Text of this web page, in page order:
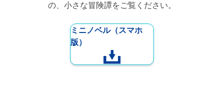
の、小さな冒険譚をご覧ください。
ミニノベル（スマホ
版）